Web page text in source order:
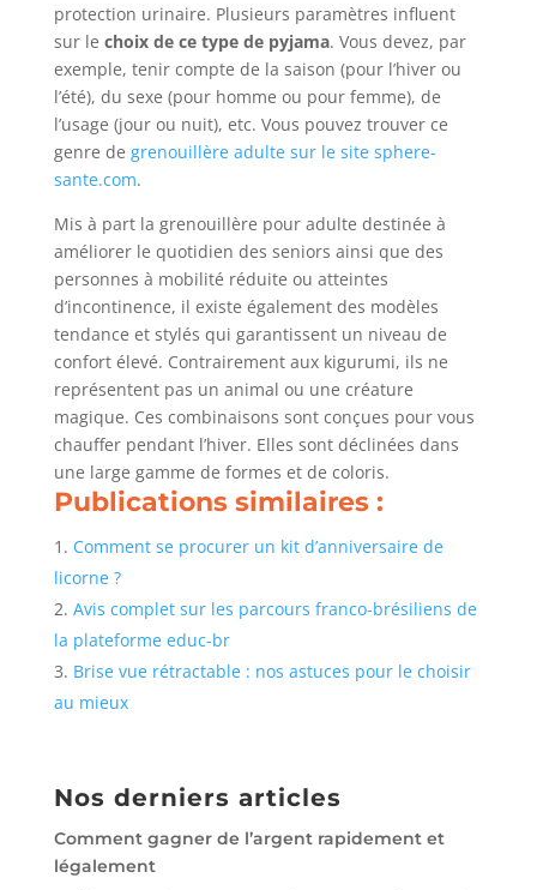
protection urinaire. Plusieurs paramètres influent
sur le choix de ce type de pyjama. Vous devez, par
exemple, tenir compte de la saison (pour l’hiver ou
l’été), du sexe (pour homme ou pour femme), de
l’usage (jour ou nuit), etc. Vous pouvez trouver ce
genre de grenouillère adulte sur le site sphere-
sante.com.
Mis à part la grenouillère pour adulte destinée à
améliorer le quotidien des seniors ainsi que des
personnes à mobilité réduite ou atteintes
d’incontinence, il existe également des modèles
tendance et stylés qui garantissent un niveau de
confort élevé. Contrairement aux kigurumi, ils ne
représentent pas un animal ou une créature
magique. Ces combinaisons sont conçues pour vous
chauffer pendant l’hiver. Elles sont déclinées dans
une large gamme de formes et de coloris.
Publications similaires :
Comment se procurer un kit d’anniversaire de
licorne ?
Avis complet sur les parcours franco-brésiliens de
la plateforme educ-br
Brise vue rétractable : nos astuces pour le choisir
au mieux
Nos derniers articles
Comment gagner de l’argent rapidement et
légalement